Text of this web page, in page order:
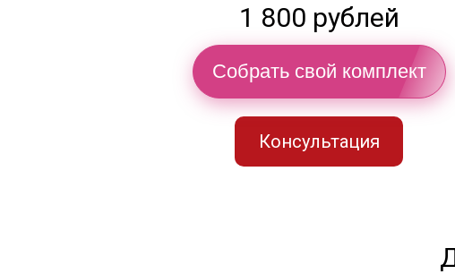
1 800 рублей
Собрать свой комплект
Консультация